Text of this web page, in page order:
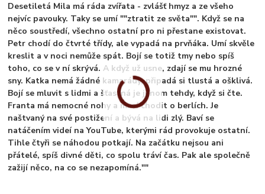
Desetiletá Mila má ráda zvířata - zvlášť hmyz a ze všeho
nejvíc pavouky. Taky se umí ""ztratit ze světa"". Když se na
něco soustředí, všechno ostatní pro ni přestane existovat.
Petr chodí do čtvrté třídy, ale vypadá na prvňáka. Umí skvěle
kreslit a v noci nemůže spát. Bojí se totiž tmy nebo spíš
toho, co se v ní skrývá. A když už usne, zdají se mu hrozné
sny. Katka nemá žádné kamarády, připadá si tlustá a ošklivá.
Bojí se mluvit s lidmi a šťastná je jenom tehdy, když si čte.
Franta má nemocné nohy a musí chodit o berlích. Je
naštvaný na své postižení a bývá na lidi zlý. Baví se
natáčením videí na YouTube, kterými rád provokuje ostatní.
Tihle čtyři se náhodou potkají. Na začátku nejsou ani
přátelé, spíš divné děti, co spolu tráví čas. Pak ale společně
zažijí něco, na co se nezapomíná.""